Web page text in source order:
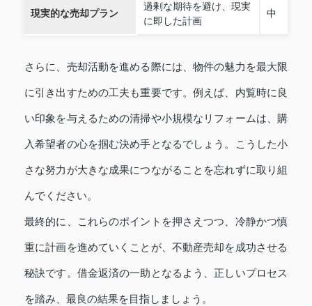
現実的な売却プラン
過剰な期待を避け、現実
に即した計画
中
さらに、売却活動を進める際には、物件の魅力を最大限
に引き出すための工夫も重要です。例えば、内覧時に良
い印象を与えるための清掃や小規模なリフォームは、購
入希望者の心を掴む決め手となるでしょう。こうした小
さな努力が大きな成果につながることを忘れずに取り組
んでください。
最終的に、これらのポイントを押さえつつ、冷静かつ慎
重に計画を進めていくことが、不動産売却を成功させる
秘訣です。借金返済の一助となるよう、正しいプロセス
を踏み、最良の結果を目指しましょう。